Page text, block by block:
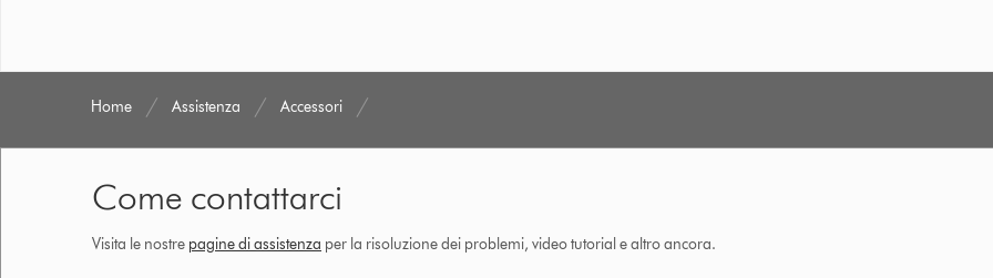
Home Assistenza Accessori
Come contattarci
Visita le nostre pagine di assistenza per la risoluzione dei problemi, video tutorial e altro ancora.